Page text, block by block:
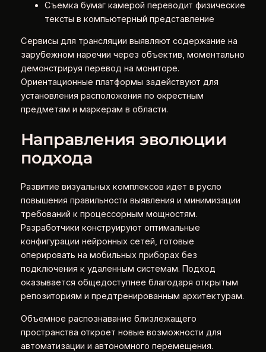
Съемка бумаг камерой переводит физические
тексты в компьютерный представление
Сервисы для трансляции выявляют содержание на
зарубежном наречии через объектив, моментально
демонстрируя перевод на мониторе.
Ориентационные платформы задействуют для
установления расположения по окрестным
предметам и маркерам в области.
Направления эволюции
подхода
Развитие визуальных комплексов идет в русло
повышения правильности выявления и минимизации
требований к процессорным мощностям.
Разработчики конструируют оптимальные
конфигурации нейронных сетей, готовые
оперировать на мобильных приборах без
подключения к удаленным системам. Подход
оказывается общедоступнее благодаря открытым
репозиториям и предтренированным архитектурам.
Объемное распознавание близлежащего
пространства откроет новые возможности для
автоматизации и автономного перемещения.